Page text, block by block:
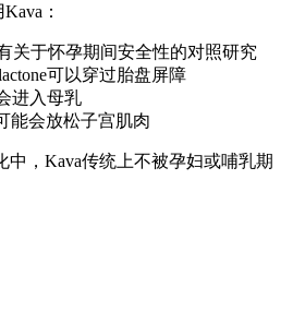
：
关于怀孕期间安全性的对照研究
可以穿过胎盘屏障
进入母乳
能会放松子宫肌肉
中，Kava传统上不被孕妇或哺乳期